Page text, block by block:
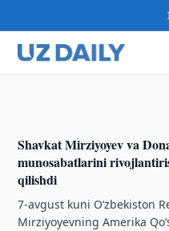
Mirziyoyev
tabrikladi
Shavkat Mirziyoyev va
munosabatlarini
qilishdi
7-avgust kuni O‘zbekiston
Mirziyoyevning Amerika